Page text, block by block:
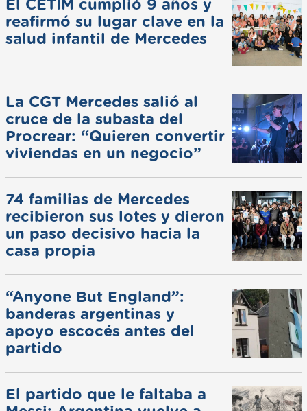
El CETIM cumplió 9 años y
reafirmó su lugar clave en la
salud infantil de Mercedes
La CGT Mercedes salió al
cruce de la subasta del
Procrear: “Quieren convertir
viviendas en un negocio”
74 familias de Mercedes
recibieron sus lotes y dieron
un paso decisivo hacia la
casa propia
“Anyone But England”:
banderas argentinas y
apoyo escocés antes del
partido
El partido que le faltaba a